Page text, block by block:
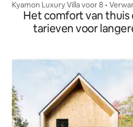
Kyamon Luxury Villa voor 8 •
zoutwaterzwembad
Het comfort van
tarieven voor